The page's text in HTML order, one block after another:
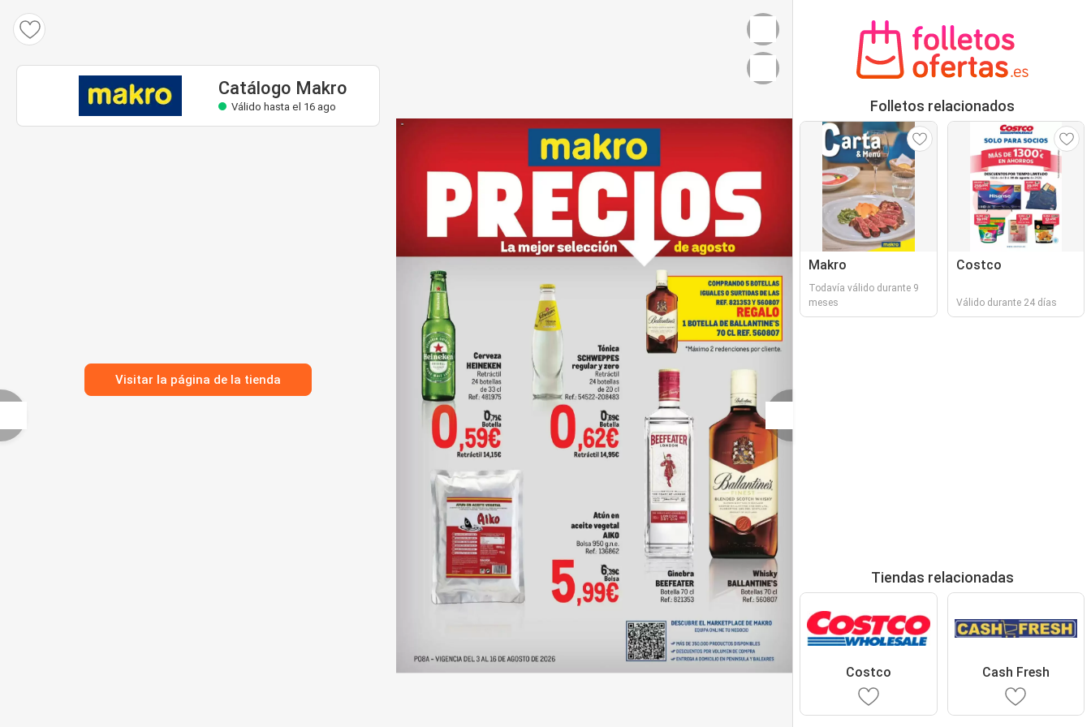
Catálogo Makro
Válido hasta el 16 ago
Visitar la página de la tienda
Folletos relacionados
Makro
Todavía válido durante 9
meses
Costco
Válido durante 24 días
Tiendas relacionadas
Costco Cash Fresh